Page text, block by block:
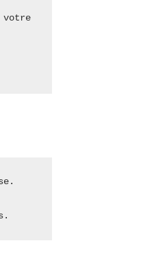
votre